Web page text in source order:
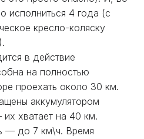
исполниться 4 года (с
кресло-коляску
в действие
на полностью
проехать около 30 км.
аккумулятором
хватает на 40 км.
— до 7 км\ч. Время